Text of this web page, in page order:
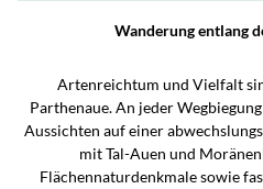
Wanderung entlang
Artenreichtum und Vielfalt
Parthenaue. An jeder
Aussichten auf einer
mit Tal-Auen und
Flächennaturdenkmale sowie